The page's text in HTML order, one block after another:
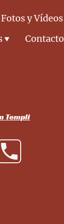
Fotos y Vídeos
Contacto
Templi